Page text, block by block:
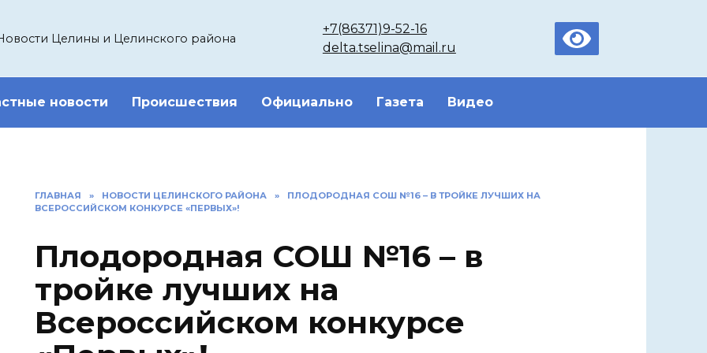
Целины и Целинского района
+7(86371)9-52-16
delta.tselina@mail.ru
новости Происшествия Официально Газета Видео
ГЛАВНАЯ » НОВОСТИ ЦЕЛИНСКОГО РАЙОНА »
ПЛОДОРОДНАЯ СОШ №16 – В ТРОЙКЕ ЛУЧШИХ НА
ВСЕРОССИЙСКОМ КОНКУРСЕ «ПЕРВЫХ»!
Плодородная СОШ №16 – в
тройке лучших на
Всероссийском конкурсе